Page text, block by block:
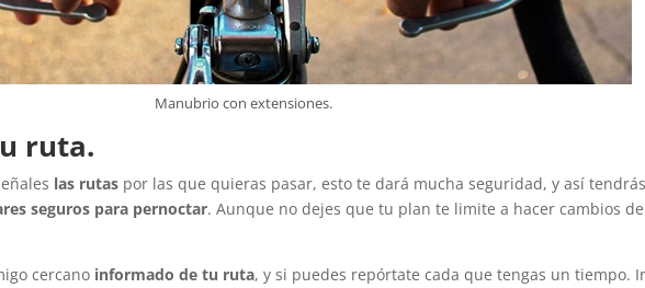
Manubrio con extensiones.
ruta.
las rutas por las que quieras pasar, esto te dará mucha seguridad, y así
seguros para pernoctar. Aunque no dejes que tu plan te limite a hacer cambios de
cercano informado de tu ruta, y si puedes repórtate cada que tengas un tiempo.